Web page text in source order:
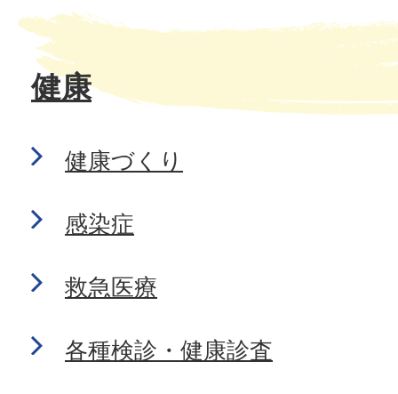
健康
健康づくり
感染症
救急医療
各種検診・健康診査